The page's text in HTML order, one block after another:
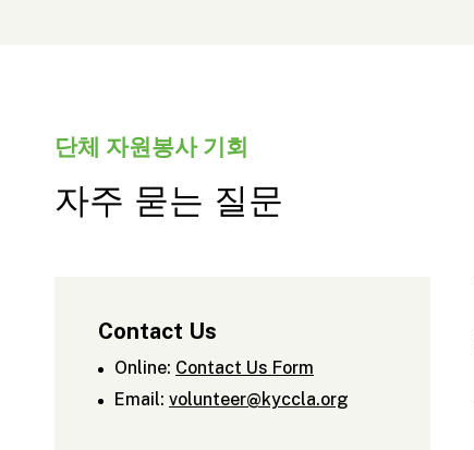
단체 자원봉사 기회
자주 묻는 질문
Contact Us
Online: Contact Us Form
Email: volunteer@kyccla.org